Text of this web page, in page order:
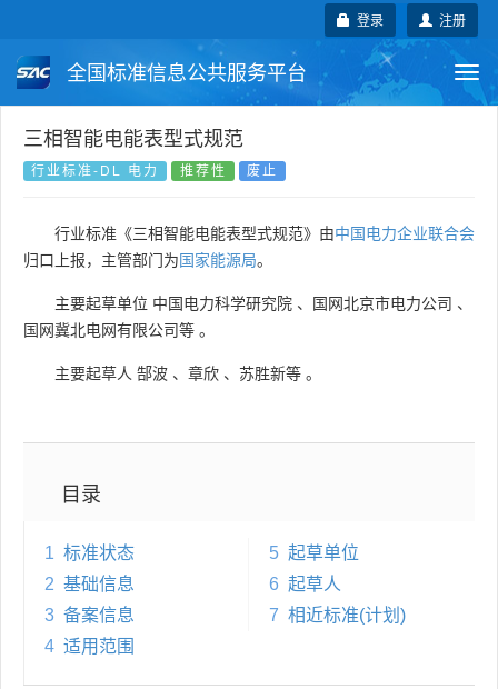
注册
登录
全国标准信息公共服务平台
国家标准 行业标准
国外标准 技术委员会
三相智能电能表型式规范
行业标准-DL 电力 推荐性 废止
行业标准《三相智能电能表型式规范》由中国电力企业联合会
归口上报，主管部门为国家能源局。
主要起草单位 中国电力科学研究院 、 国网北京市电力公司 、
国网冀北电网有限公司等 。
主要起草人 郜波 、 章欣 、 苏胜新等 。
目录
1 标准状态
2 基础信息
3 备案信息
4 适用范围
5 起草单位
6 起草人
7 相近标准(计划)